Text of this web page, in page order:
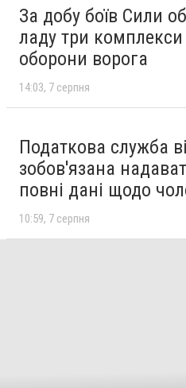
За добу боїв Сили
ладу три комплекси
оборони ворога
14:03 7 серпня
Податкова служба
зобов'язана
повні дані щодо
10:59 7 серпня